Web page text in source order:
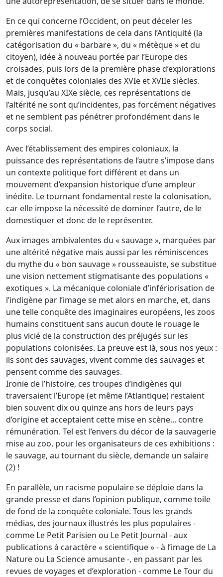
En ce qui concerne l’Occident, on peut déceler les
premières manifestations de cela dans l’Antiquité (la
catégorisation du « barbare », du « métèque » et du
citoyen), idée à nouveau portée par l’Europe des
croisades, puis lors de la première phase d’explorations
et de conquêtes coloniales des XVIe et XVIIe siècles.
Mais, jusqu’au XIXe siècle, ces représentations de
l’altérité ne sont qu’incidentes, pas forcément négatives
et ne semblent pas pénétrer profondément dans le
corps social.
Avec l’établissement des empires coloniaux, la
puissance des représentations de l’autre s’impose dans
un contexte politique fort différent et dans un
mouvement d’expansion historique d’une ampleur
inédite. Le tournant fondamental reste la colonisation,
car elle impose la nécessité de dominer l’autre, de le
domestiquer et donc de le représenter.
Aux images ambivalentes du « sauvage », marquées par
une altérité négative mais aussi par les réminiscences
du mythe du « bon sauvage » rousseauiste, se substitue
une vision nettement stigmatisante des populations «
exotiques ». La mécanique coloniale d’infériorisation de
l’indigène par l’image se met alors en marche, et, dans
une telle conquête des imaginaires européens, les zoos
humains constituent sans aucun doute le rouage le
plus vicié de la construction des préjugés sur les
populations colonisées. La preuve est là, sous nos yeux :
ils sont des sauvages, vivent comme des sauvages et
pensent comme des sauvages.
Ironie de l’histoire, ces troupes d’indigènes qui
traversaient l’Europe (et même l’Atlantique) restaient
bien souvent dix ou quinze ans hors de leurs pays
d’origine et acceptaient cette mise en scène... contre
rémunération. Tel est l’envers du décor de la sauvagerie
mise au zoo, pour les organisateurs de ces exhibitions :
le sauvage, au tournant du siècle, demande un salaire
(2) !
En parallèle, un racisme populaire se déploie dans la
grande presse et dans l’opinion publique, comme toile
de fond de la conquête coloniale. Tous les grands
médias, des journaux illustrés les plus populaires -
comme Le Petit Parisien ou Le Petit Journal - aux
publications à caractère « scientifique » - à l’image de La
Nature ou La Science amusante -, en passant par les
revues de voyages et d’exploration - comme Le Tour du